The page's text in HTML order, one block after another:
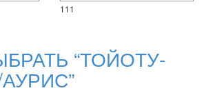
111
“ТОЙОТУ-